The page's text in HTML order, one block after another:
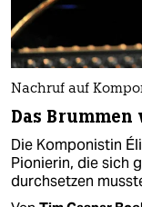
Nachruf auf
Das Brummen
Die Komponistin
Pionierin, die sich
durchsetzen